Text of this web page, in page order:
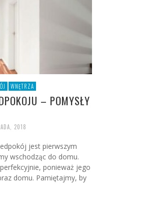
WNĘTRZA
– POMYSŁY
2018
jest pierwszym
wschodząc do domu.
ponieważ jego
domu. Pamiętajmy, by